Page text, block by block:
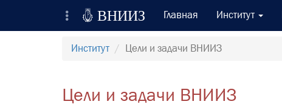
Всероссийский Научно-Исследовательский
 ВНИИЗ Главная Институт
Институт Цели и задачи ВНИИЗ
Цели и задачи ВНИИЗ